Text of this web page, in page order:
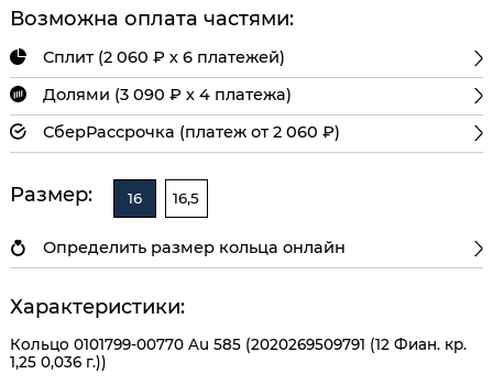
Возможна оплата частями:
Сплит (2 060 ₽ х 6 платежей)
Долями (3 090 ₽ х 4 платежа)
СберРассрочка (платеж от 2 060 ₽)
Размер: 16 16,5
Определить размер кольца онлайн
Характеристики:
Кольцо 0101799-00770 Au 585 (2020269509791 (12 Фиан. кр.
1,25 0,036 г.))